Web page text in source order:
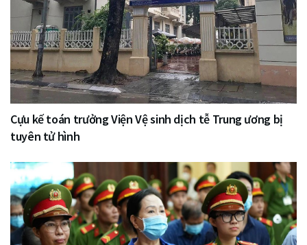
Cựu kế toán trưởng Viện Vệ sinh dịch tễ Trung ương bị
tuyên tử hình